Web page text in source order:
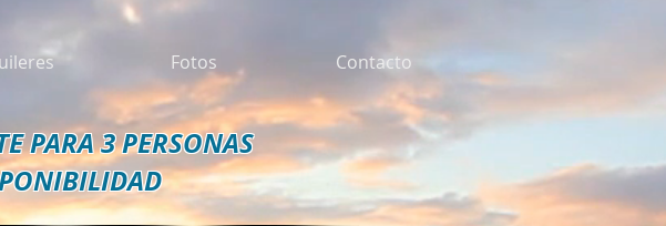
PARA 3 PERSONAS
Fotos Contacto